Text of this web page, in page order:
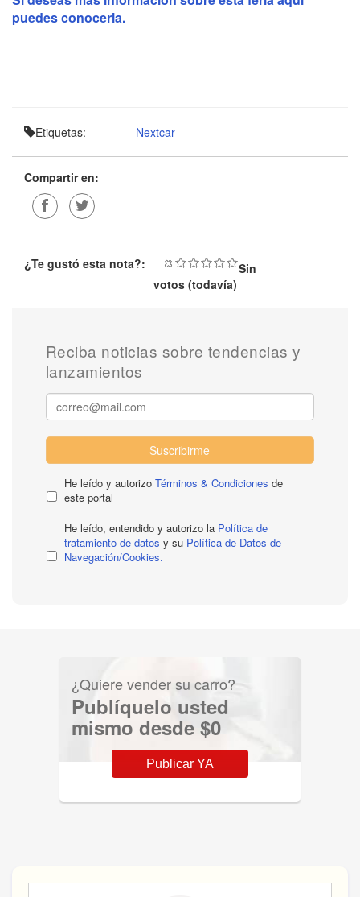
puedes conocerla.
Etiquetas: Nextcar
Compartir en:
¿Te gustó esta nota?:
Sin
votos (todavía)
Reciba noticias sobre tendencias y
lanzamientos
Suscribirme
He leído y autorizo Términos & Condiciones de
este portal
He leído, entendido y autorizo la Política de
tratamiento de datos y su Política de Datos de
Navegación/Cookies.
¿Quiere vender su carro?
Publíquelo usted
mismo desde $0
Publicar YA